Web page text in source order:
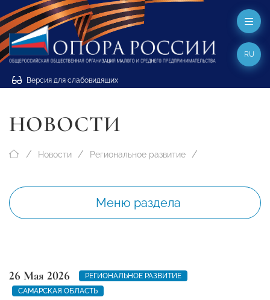
Версия для слабовидящих
RU
НОВОСТИ
Новости Региональное развитие
Меню раздела
26 Мая 2026
РЕГИОНАЛЬНОЕ РАЗВИТИЕ
САМАРСКАЯ ОБЛАСТЬ